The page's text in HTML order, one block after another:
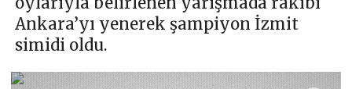
Ankara’yı yenerek şampiyon İzmit
simidi oldu.